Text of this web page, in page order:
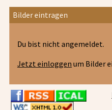
Bilder eintragen
Du bist nicht angemeldet.
Jetzt einloggen um Bilder